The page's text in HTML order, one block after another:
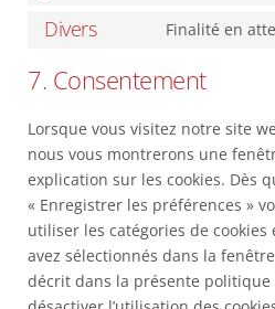
Divers Finalité en
7. Consentement
Lorsque vous visitez notre site
nous vous montrerons une
explication sur les cookies. Dès
« Enregistrer les préférences »
utiliser les catégories de cookies
avez sélectionnés dans la
décrit dans la présente politique